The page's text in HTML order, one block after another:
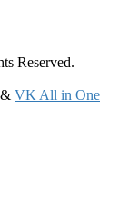
Reserved.
& VK All in One